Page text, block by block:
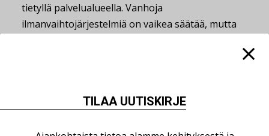
tietyllä palvelualueella. Vanhoja
ilmanvaihtojärjestelmiä on vaikea säätää, mutta
”Vanhat ilmanvaihtojärjestelmät pyörivät tietyllä
nopeudella ja menivät puolikkaalle, jos ulkona oli
alle kymmenen astetta lämmintä. Siinä ei ollut
TILAA UUTISKIRJE